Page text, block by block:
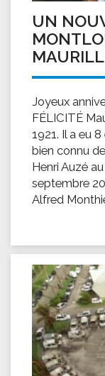
UN
Joyeux
FÉLICITÉ
1921. Il a eu
bien connu
Henri Auzé
septembre
Alfred